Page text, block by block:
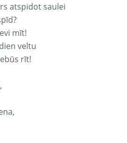
atspidot saulei
mīt!
veltu
rīt!